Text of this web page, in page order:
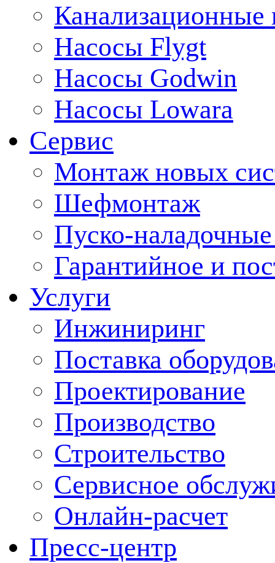
Канализационные
Насосы Flygt
Насосы Godwin
Насосы Lowara
Сервис
Монтаж новых
Шефмонтаж
Пуско-
Гарантийное и
Услуги
Инжиниринг
Поставка
Проектирование
Производство
Строительство
Сервисное
Онлайн-расчет
Пресс-центр